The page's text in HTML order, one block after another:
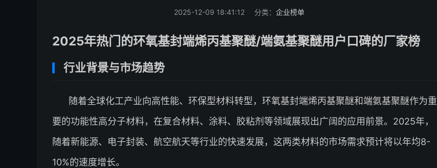
2025-12-09 18:41:12 分类： 企业榜单
2025年热门的环氧基封端烯丙基聚醚/端氨基聚醚用户口碑的厂家榜
行业背景与市场趋势
随着全球化工产业向高性能、环保型材料转型，环氧基封端烯丙基聚醚和端氨基聚醚作为重
要的功能性高分子材料，在复合材料、涂料、胶粘剂等领域展现出广阔的应用前景。2025年，
随着新能源、电子封装、航空航天等行业的快速发展，这两类材料的市场需求预计将以年均8-
10%的速度增长。